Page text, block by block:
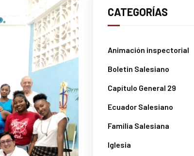
CATEGORÍAS
Animación inspectorial
Boletin Salesiano
Capítulo General 29
Ecuador Salesiano
Familia Salesiana
Iglesia